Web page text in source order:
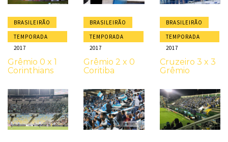
BRASILEIRÃO
TEMPORADA
2017
Grêmio 0 x 1
Corinthians
BRASILEIRÃO
TEMPORADA
2017
Grêmio 2 x 0
Coritiba
BRASILEIRÃO
TEMPORADA
2017
Cruzeiro 3 x 3
Grêmio